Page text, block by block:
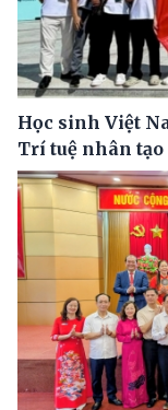
Học sinh Việt
Trí tuệ nhân tạo